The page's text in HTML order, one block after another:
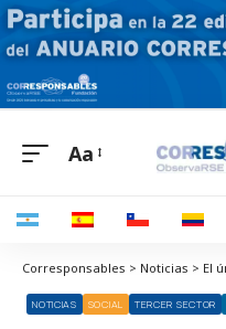
Aa
NOTICIAS SOCIAL TERCER SECTOR